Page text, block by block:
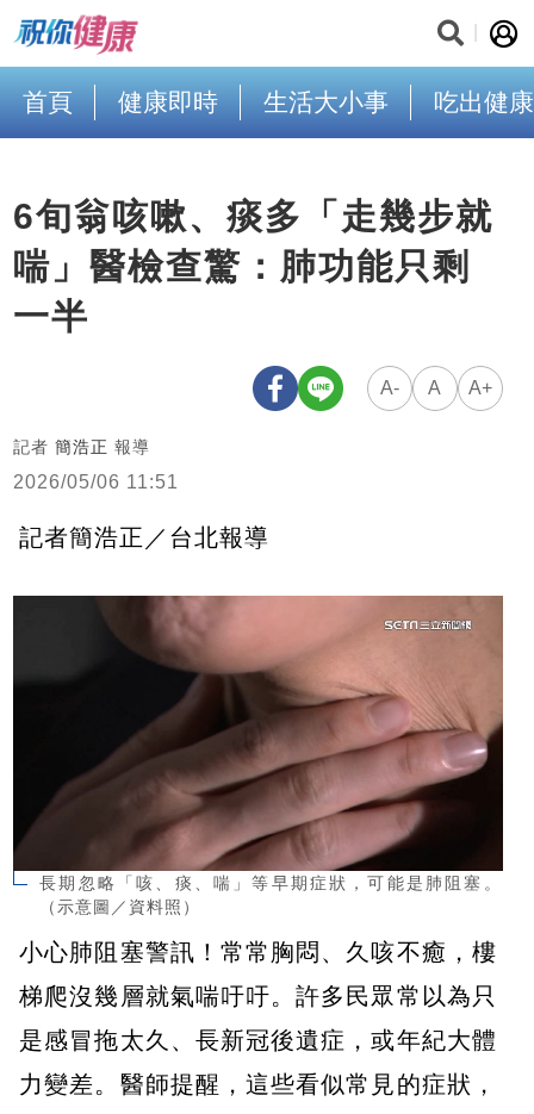
首頁 健康即時 生活大小事 吃出健康
6旬翁咳嗽、痰多「走幾步就
喘」醫檢查驚：肺功能只剩
一半
A- A A+
記者 簡浩正 報導
2026/05/06 11:51
記者簡浩正／台北報導
長期忽略「咳、痰、喘」等早期症狀，可能是肺阻塞。
（示意圖／資料照）
小心肺阻塞警訊！常常胸悶、久咳不癒，樓
梯爬沒幾層就氣喘吁吁。許多民眾常以為只
是感冒拖太久、長新冠後遺症，或年紀大體
力變差。醫師提醒，這些看似常見的症狀，